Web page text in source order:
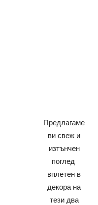
Предлагаме
ви свеж и
изтънчен
поглед
вплетен в
декора на
тези два